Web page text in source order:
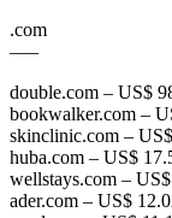
.com
—–
double.com – US$
bookwalker.com –
skinclinic.com –
huba.com – US$
wellstays.com –
ader.com – US$